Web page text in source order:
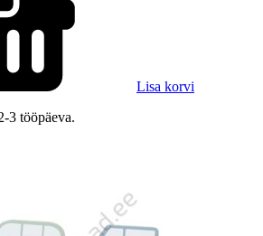
Lisa korvi
3 tööpäeva.